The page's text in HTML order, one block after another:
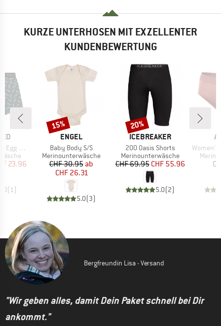
KURZE UNTERHOSEN MIT EXZELLENTER
KUNDENBEWERTUNG
Plant
Preis
23.96
( 1)
MARKE
ENGEL
Artikel
Baby Body S/S
Produktgruppe
Merinounterwäsche
Preis
CHF 30.95reduzierter Preis
ab
CHF 26.31
5.0(3)
Rabatt
15%
MARKE
ICEBREAKER
Artikel
200 Oasis Shorts
Produktgruppe
Merinounterwäsche
Preis
CHF 69.95reduzierter Preis
CHF 55.96
5.0(2)
Rabatt
20%
Artikel
Women's
Bergfreundin Lisa - Versand
"Wir geben alles, damit Dein Paket schnell bei Dir
ankommt."